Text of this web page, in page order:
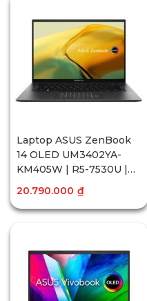
Laptop ASUS ZenBook
14 OLED UM3402YA-
KM405W | R5-7530U |
16GB | 512GB SSD | 14
inch 2.8K OLED | Win 11
20.790.000 ₫